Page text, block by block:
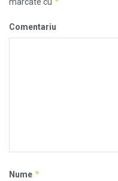
marcate cu
Comentariu
Nume *